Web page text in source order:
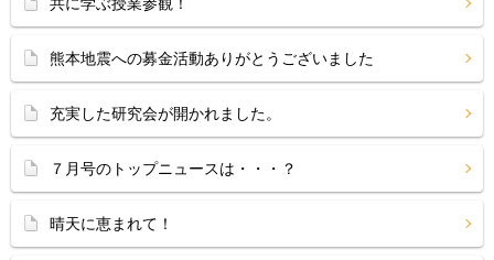
熊本地震への募金活動ありがとうございました
充実した研究会が開かれました。
７月号のトップニュースは・・・？
晴天に恵まれて！